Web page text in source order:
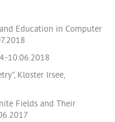
Education in Computer
10.06.2018
Kloster Irsee,
Fields and Their